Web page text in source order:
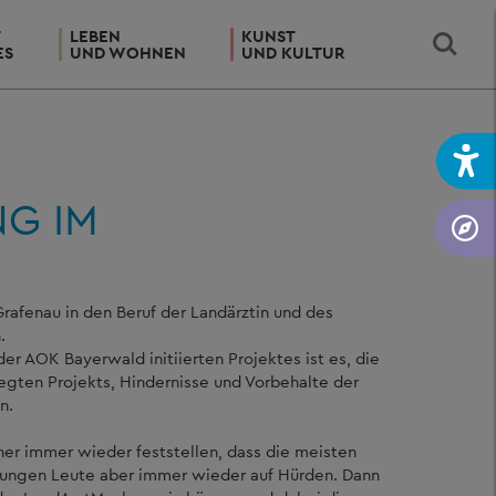
LEBEN
UND WOHNEN
KUNST
UND KULTUR
IM
in den Beruf der Landärztin und des
AOK Bayerwald initiierten Projektes ist es, die
Projekts, Hindernisse und Vorbehalte der
immer wieder feststellen, dass die meisten
Leute aber immer wieder auf Hürden. Dann